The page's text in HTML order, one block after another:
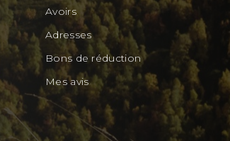
Avoirs
Adresses
Bons de réduction
Mes avis